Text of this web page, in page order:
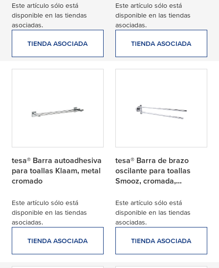
plástico blanco mate de
alta calidad
Este artículo sólo está
disponible en las tiendas
asociadas.
TIENDA ASOCIADA
calidad
Este artículo sólo está
disponible en las tiendas
asociadas.
TIENDA ASOCIADA
tesa® Barra autoadhesiva
para toallas Klaam, metal
cromado
Este artículo sólo está
disponible en las tiendas
asociadas.
TIENDA ASOCIADA
tesa® Barra de brazo
oscilante para toallas
Smooz, cromada,
Este artículo sólo está
disponible en las tiendas
asociadas.
TIENDA ASOCIADA